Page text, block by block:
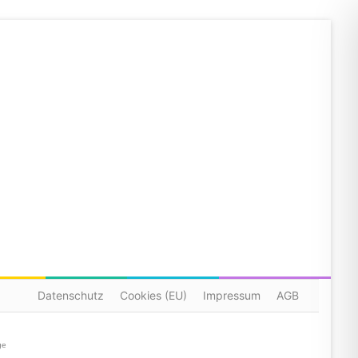
Datenschutz Cookies (EU) Impressum AGB